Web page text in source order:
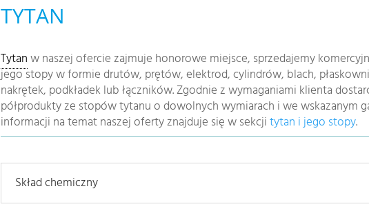
TYTAN
Tytanw naszej ofercie zajmuje honorowe miejsce, sprzedajemy
jego stopy w formie drutów, prętów, elektrod, cylindrów, blach,
nakrętek, podkładek lub łączników. Zgodnie z wymaganiami klienta
półprodukty ze stopów tytanu o dowolnych wymiarach i we wskazanym
informacji na temat naszej oferty znajduje się w sekcjitytan i jego stopy.
Skład chemiczny